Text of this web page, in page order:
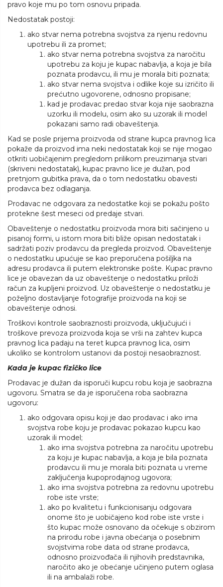
pravo koje mu po tom osnovu pripada.
Nedostatak postoji:
ako stvar nema potrebna svojstva za njenu redovnu
upotrebu ili za promet;
ako stvar nema potrebna svojstva za naročitu
upotrebu za koju je kupac nabavlja, a koja je bila
poznata prodavcu, ili mu je morala biti poznata;
ako stvar nema svojstva i odlike koje su izričito ili
prećutno ugovorene, odnosno propisane;
kad je prodavac predao stvar koja nije saobrazna
uzorku ili modelu, osim ako su uzorak ili model
pokazani samo radi obaveštenja.
Kad se posle prijema proizvoda od strane kupca pravnog lica
pokaže da proizvod ima neki nedostatak koji se nije mogao
otkriti uobičajenim pregledom prilikom preuzimanja stvari
(skriveni nedostatak), kupac pravno lice je dužan, pod
pretnjom gubitka prava, da o tom nedostatku obavesti
prodavca bez odlaganja.
Prodavac ne odgovara za nedostatke koji se pokažu pošto
protekne šest meseci od predaje stvari.
Obaveštenje o nedostatku proizvoda mora biti sačinjeno u
pisanoj formi, u istom mora biti bliže opisan nedostatak i
sadržati poziv prodavcu da pregleda proizvod. Obaveštenje
o nedostatku upućuje se kao preporučena pošiljka na
adresu prodavca ili putem elektronske pošte. Kupac pravno
lice je obavezan da uz obaveštenje o nedostatku priloži
račun za kupljeni proizvod. Uz obaveštenje o nedostatku je
poželjno dostavljanje fotografije proizvoda na koji se
obaveštenje odnosi.
Troškovi kontrole saobraznosti proizvoda, uključujući i
troškove prevoza proizvoda koja se vrši na zahtev kupca
pravnog lica padaju na teret kupca pravnog lica, osim
ukoliko se kontrolom ustanovi da postoji nesaobraznost.
Kada je kupac fizičko lice
Prodavac je dužan da isporuči kupcu robu koja je saobrazna
ugovoru. Smatra se da je isporučena roba saobrazna
ugovoru:
ako odgovara opisu koji je dao prodavac i ako ima
svojstva robe koju je prodavac pokazao kupcu kao
uzorak ili model;
ako ima svojstva potrebna za naročitu upotrebu
za koju je kupac nabavlja, a koja je bila poznata
prodavcu ili mu je morala biti poznata u vreme
zaključenja kupoprodajnog ugovora;
ako ima svojstva potrebna za redovnu upotrebu
robe iste vrste;
ako po kvalitetu i funkcionisanju odgovara
onome što je uobičajeno kod robe iste vrste i
što kupac može osnovano da očekuje s obzirom
na prirodu robe i javna obećanja o posebnim
svojstvima robe data od strane prodavca,
odnosno proizvođača ili njihovih predstavnika,
naročito ako je obećanje učinjeno putem oglasa
ili na ambalaži robe.